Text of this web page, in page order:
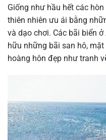
Giống như hầu hết các
thiên nhiên ưu ái bằng
và dạo chơi. Các bãi biển
hữu những bãi san hô,
hoàng hôn đẹp như tranh